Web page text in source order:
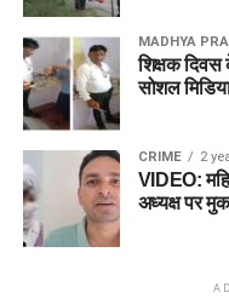
MADHYA
शिक्षक दिवस
सोशल
CRIME 2
VIDEO:
अध्यक्ष पर